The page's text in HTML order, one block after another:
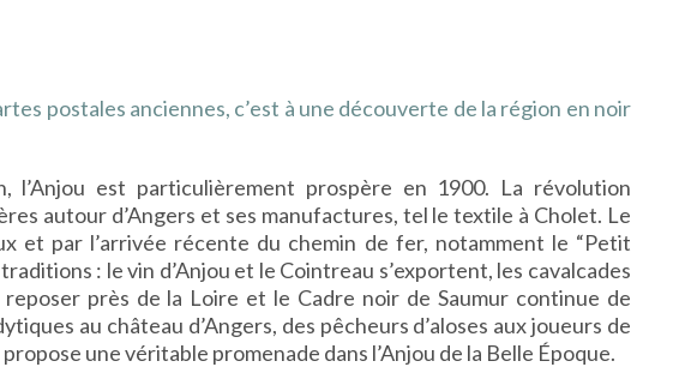
postales anciennes, c’est à une découverte de la région en noir
est particulièrement prospère en 1900. La révolution
autour d’Angers et ses manufactures, tel le textile à Cholet. Le
et par l’arrivée récente du chemin de fer, notamment le “Petit
: le vin d’Anjou et le Cointreau s’exportent, les cavalcades
près de la Loire et le Cadre noir de Saumur continue de
au château d’Angers, des pêcheurs d’aloses aux joueurs de
une véritable promenade dans l’Anjou de la Belle Époque.